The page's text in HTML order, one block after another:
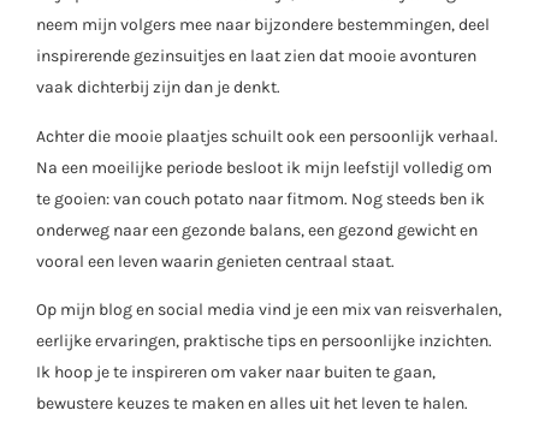
neem mijn volgers mee naar bijzondere bestemmingen, deel
inspirerende gezinsuitjes en laat zien dat mooie avonturen
vaak dichterbij zijn dan je denkt.
Achter die mooie plaatjes schuilt ook een persoonlijk verhaal.
Na een moeilijke periode besloot ik mijn leefstijl volledig om
te gooien: van couch potato naar fitmom. Nog steeds ben ik
onderweg naar een gezonde balans, een gezond gewicht en
vooral een leven waarin genieten centraal staat.
Op mijn blog en social media vind je een mix van reisverhalen,
eerlijke ervaringen, praktische tips en persoonlijke inzichten.
Ik hoop je te inspireren om vaker naar buiten te gaan,
bewustere keuzes te maken en alles uit het leven te halen.